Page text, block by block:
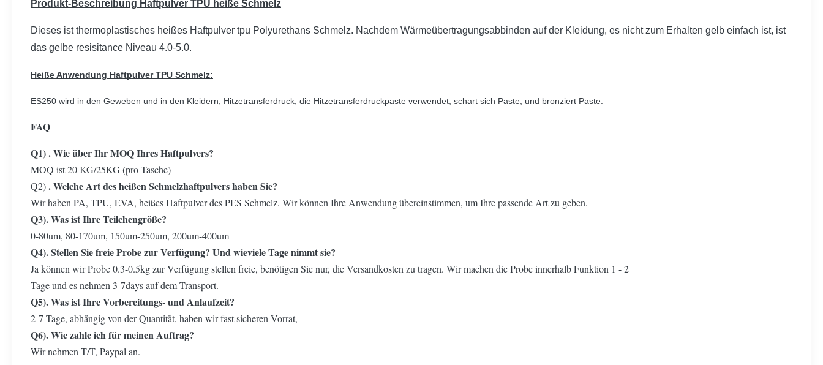
Produkt-Beschreibung Haftpulver TPU heiße Schmelz
Dieses ist thermoplastisches heißes Haftpulver tpu Polyurethans Schmelz. Nachdem Wärmeübertragungsabbinden auf der Kleidung, es nicht zum Erhalten gelb einfach ist, ist
das gelbe resisitance Niveau 4.0-5.0.
Heiße Anwendung Haftpulver TPU Schmelz:
ES250 wird in den Geweben und in den Kleidern, Hitzetransferdruck, die Hitzetransferdruckpaste verwendet, schart sich Paste, und bronziert Paste.
FAQ
Q1) . Wie über Ihr MOQ Ihres Haftpulvers?
MOQ ist 20 KG/25KG (pro Tasche)
Q2). Welche Art des heißen Schmelzhaftpulvers haben Sie?
Wir haben PA, TPU, EVA, heißes Haftpulver des PES Schmelz. Wir können Ihre Anwendung übereinstimmen, um Ihre passende Art zu geben.
Q3). Was ist Ihre Teilchengröße?
0-80um, 80-170um, 150um-250um, 200um-400um
Q4). Stellen Sie freie Probe zur Verfügung? Und wieviele Tage nimmt sie?
Ja können wir Probe 0.3-0.5kg zur Verfügung stellen freie, benötigen Sie nur, die Versandkosten zu tragen. Wir machen die Probe innerhalb Funktion 1 - 2
Tage und es nehmen 3-7days auf dem Transport.
Q5). Was ist Ihre Vorbereitungs- und Anlaufzeit?
2-7 Tage, abhängig von der Quantität, haben wir fast sicheren Vorrat,
Q6). Wie zahle ich für meinen Auftrag?
Wir nehmen T/T, Paypal an.